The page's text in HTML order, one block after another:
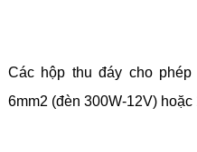
Các hộp thu đáy cho
6mm2 (đèn 300W-12V)